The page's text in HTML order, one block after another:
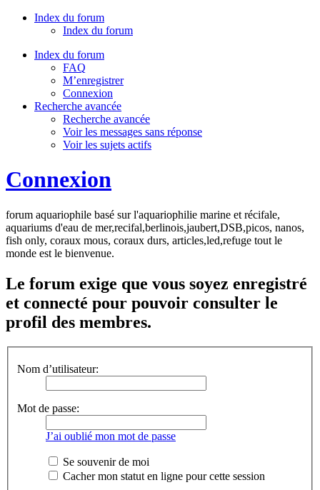
Index du forum
Index du forum
Index du forum
FAQ
M’enregistrer
Connexion
Recherche avancée
Recherche avancée
Voir les messages sans réponse
Voir les sujets actifs
Connexion
forum aquariophile basé sur l'aquariophilie marine et récifale,
aquariums d'eau de mer,recifal,berlinois,jaubert,DSB,picos, nanos,
fish only, coraux mous, coraux durs, articles,led,refuge tout le
monde est le bienvenue.
Le forum exige que vous soyez enregistré
et connecté pour pouvoir consulter le
profil des membres.
Nom d’utilisateur:
Mot de passe:
J’ai oublié mon mot de passe
Se souvenir de moi
Cacher mon statut en ligne pour cette session